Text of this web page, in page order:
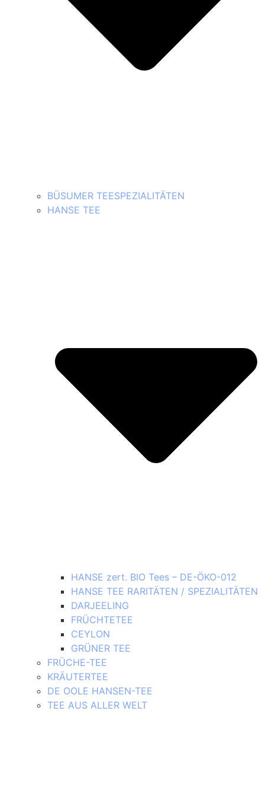
BÜSUMER TEESPEZIALITÄTEN
HANSE TEE
HANSE zert. BIO Tees – DE-ÖKO-012
HANSE TEE RARITÄTEN / SPEZIALITÄTEN
DARJEELING
FRÜCHTETEE
CEYLON
GRÜNER TEE
FRÜCHE-TEE
KRÄUTERTEE
DE OOLE HANSEN-TEE
TEE AUS ALLER WELT